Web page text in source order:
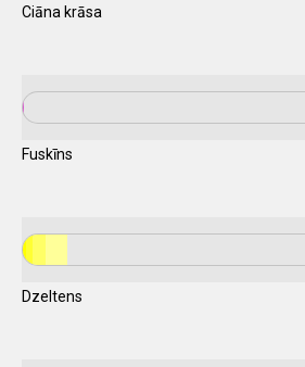
Ciāna krāsa
Fuskīns
Dzeltens